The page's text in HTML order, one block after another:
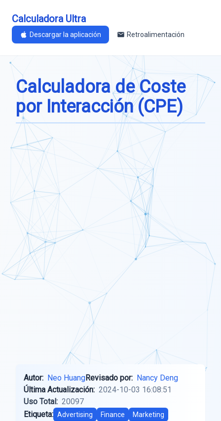
Calculadora Ultra
Descargar la aplicación Retroalimentación
Calculadora de Coste
por Interacción (CPE)
Autor: Neo HuangRevisado por: Nancy Deng
Última Actualización: 2024-10-03 16:08:51
Uso Total: 20097
Etiqueta: Advertising Finance Marketing